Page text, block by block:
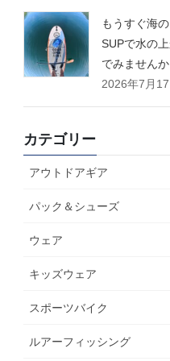
もうすぐ海
SUPで水の
でみませんか
2026年7月17
カテゴリー
アウトドアギア
パック＆シューズ
ウェア
キッズウェア
スポーツバイク
ルアーフィッシング